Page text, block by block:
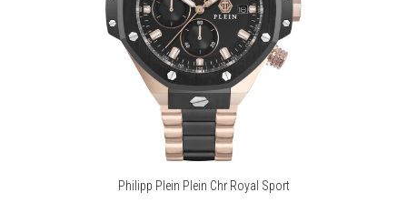
Philipp Plein Plein Chr Royal Sport